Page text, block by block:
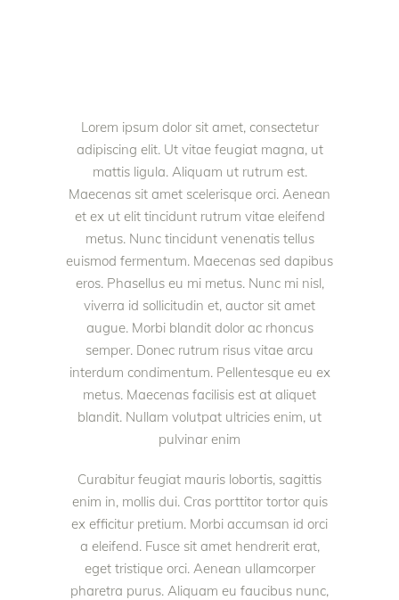
Lorem ipsum dolor sit amet, consectetur
adipiscing elit. Ut vitae feugiat magna, ut
mattis ligula. Aliquam ut rutrum est.
Maecenas sit amet scelerisque orci. Aenean
et ex ut elit tincidunt rutrum vitae eleifend
metus. Nunc tincidunt venenatis tellus
euismod fermentum. Maecenas sed dapibus
eros. Phasellus eu mi metus. Nunc mi nisl,
viverra id sollicitudin et, auctor sit amet
augue. Morbi blandit dolor ac rhoncus
semper. Donec rutrum risus vitae arcu
interdum condimentum. Pellentesque eu ex
metus. Maecenas facilisis est at aliquet
blandit. Nullam volutpat ultricies enim, ut
pulvinar enim
Curabitur feugiat mauris lobortis, sagittis
enim in, mollis dui. Cras porttitor tortor quis
ex efficitur pretium. Morbi accumsan id orci
a eleifend. Fusce sit amet hendrerit erat,
eget tristique orci. Aenean ullamcorper
pharetra purus. Aliquam eu faucibus nunc,